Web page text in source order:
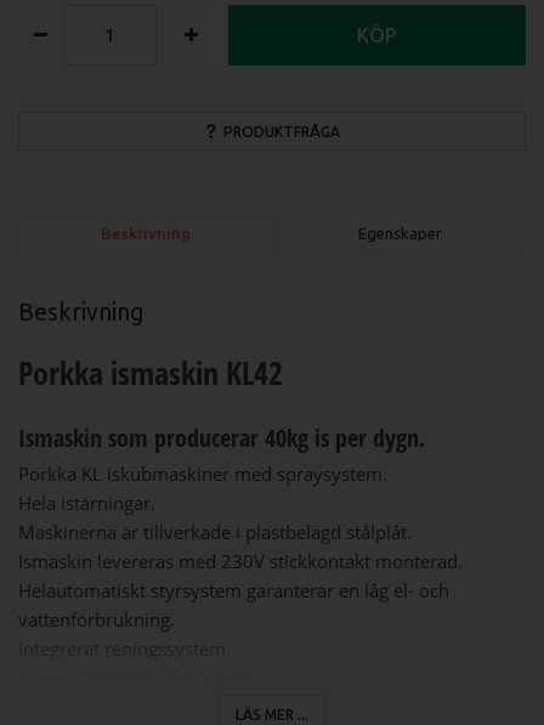
PRODUKTFRÅGA
KÖP
Beskrivning Egenskaper
Beskrivning
Porkka ismaskin KL42
Ismaskin som producerar 40kg is per dygn.
Porkka KL iskubmaskiner med spraysystem.
Hela istärningar.
Maskinerna är tillverkade i plastbelagd stålplåt.
Ismaskin levereras med 230V stickkontakt monterad.
Helautomatiskt styrsystem garanterar en låg el- och
vattenförbrukning.
LÄS MER ...